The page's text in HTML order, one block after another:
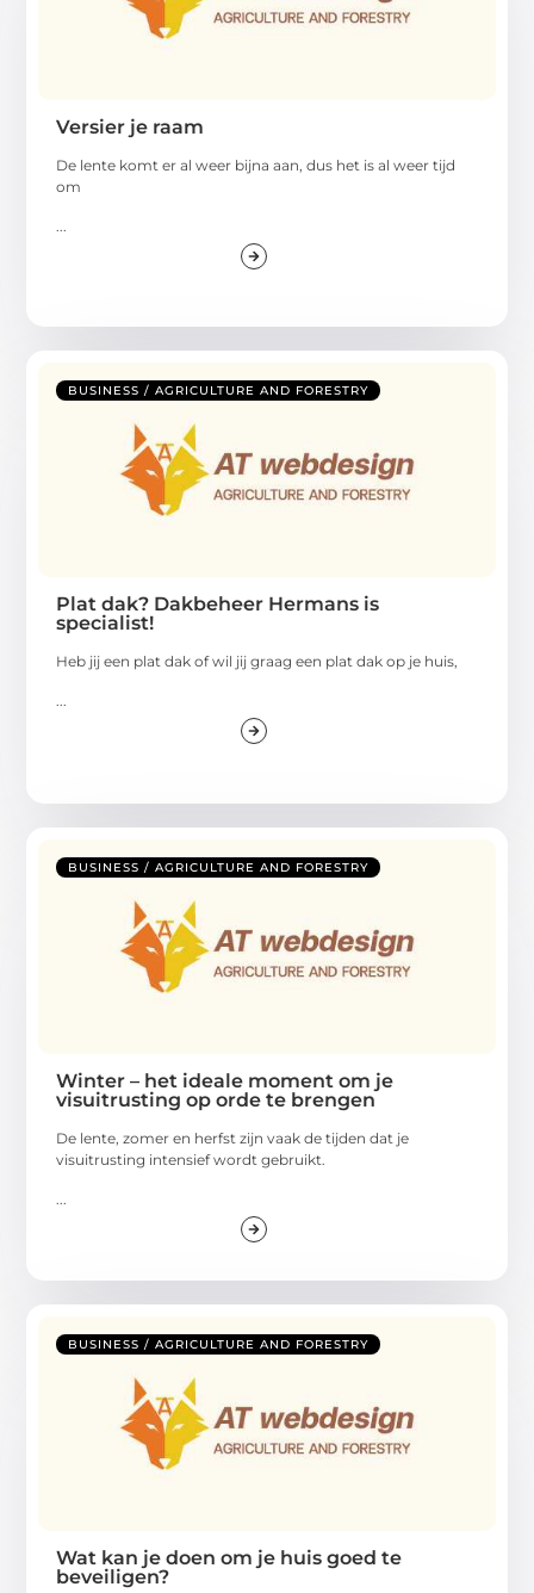
Versier je raam
De lente komt er al weer bijna aan, dus het is al weer tijd
om
BUSINESS / AGRICULTURE AND FORESTRY
Plat dak? Dakbeheer Hermans is
specialist!
Heb jij een plat dak of wil jij graag een plat dak op je huis,
BUSINESS / AGRICULTURE AND FORESTRY
Winter – het ideale moment om je
visuitrusting op orde te brengen
De lente, zomer en herfst zijn vaak de tijden dat je
visuitrusting intensief wordt gebruikt.
BUSINESS / AGRICULTURE AND FORESTRY
Wat kan je doen om je huis goed te
beveiligen?